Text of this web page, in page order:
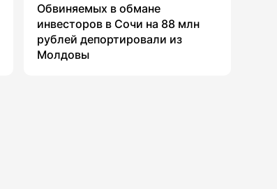
Обвиняемых в обмане
инвесторов в Сочи на 88 млн
рублей депортировали из
Молдовы